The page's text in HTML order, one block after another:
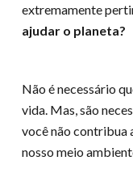
extremamente
ajudar o planeta?
Não é necessário
vida. Mas, são
você não contribua
nosso meio